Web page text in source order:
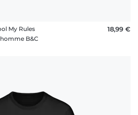
My Rules
B&C
18,99 €